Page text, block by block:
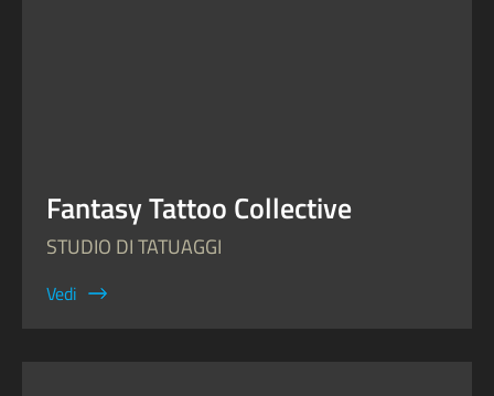
Fantasy Tattoo Collective
STUDIO DI TATUAGGI
Vedi